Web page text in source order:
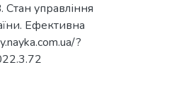
управління
Ефективна
?